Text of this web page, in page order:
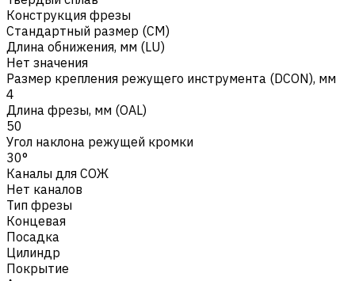
Конструкция фрезы
Стандартный размер (CM)
Длина обнижения, мм (LU)
Нет значения
Размер крепления режущего инструмента (DCON), мм
4
Длина фрезы, мм (OAL)
50
Угол наклона режущей кромки
30°
Каналы для СОЖ
Нет каналов
Тип фрезы
Концевая
Посадка
Цилиндр
Покрытие